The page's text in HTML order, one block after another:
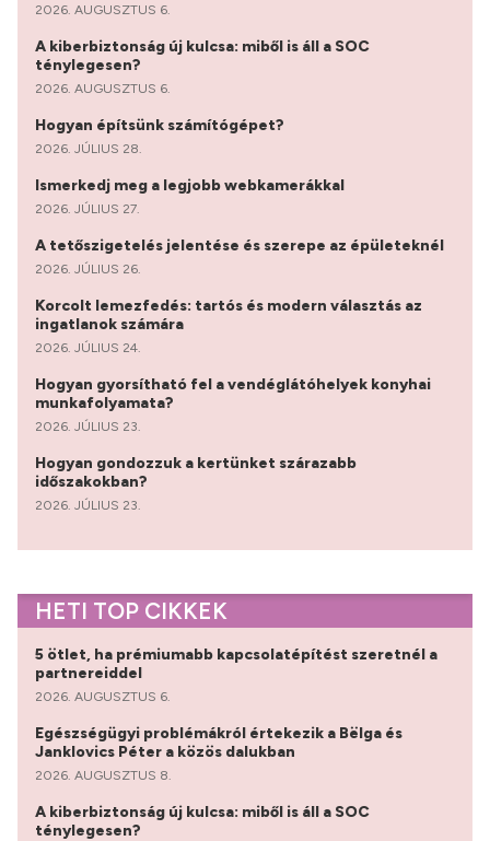
2026. AUGUSZTUS 6.
A kiberbiztonság új kulcsa: miből is áll a SOC
ténylegesen?
2026. AUGUSZTUS 6.
Hogyan építsünk számítógépet?
2026. JÚLIUS 28.
Ismerkedj meg a legjobb webkamerákkal
2026. JÚLIUS 27.
A tetőszigetelés jelentése és szerepe az épületeknél
2026. JÚLIUS 26.
Korcolt lemezfedés: tartós és modern választás az
ingatlanok számára
2026. JÚLIUS 24.
Hogyan gyorsítható fel a vendéglátóhelyek konyhai
munkafolyamata?
2026. JÚLIUS 23.
Hogyan gondozzuk a kertünket szárazabb
időszakokban?
2026. JÚLIUS 23.
HETI TOP CIKKEK
5 ötlet, ha prémiumabb kapcsolatépítést szeretnél a
partnereiddel
2026. AUGUSZTUS 6.
Egészségügyi problémákról értekezik a Bëlga és
Janklovics Péter a közös dalukban
2026. AUGUSZTUS 8.
A kiberbiztonság új kulcsa: miből is áll a SOC
ténylegesen?